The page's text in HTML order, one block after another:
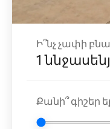
Ի՞նչ չափի
1
Քանի՞ գիշեր